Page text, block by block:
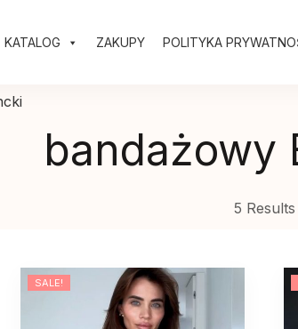
KATALOG ZAKUPY POLITYKA
bandażowy
5 Results
SALE!